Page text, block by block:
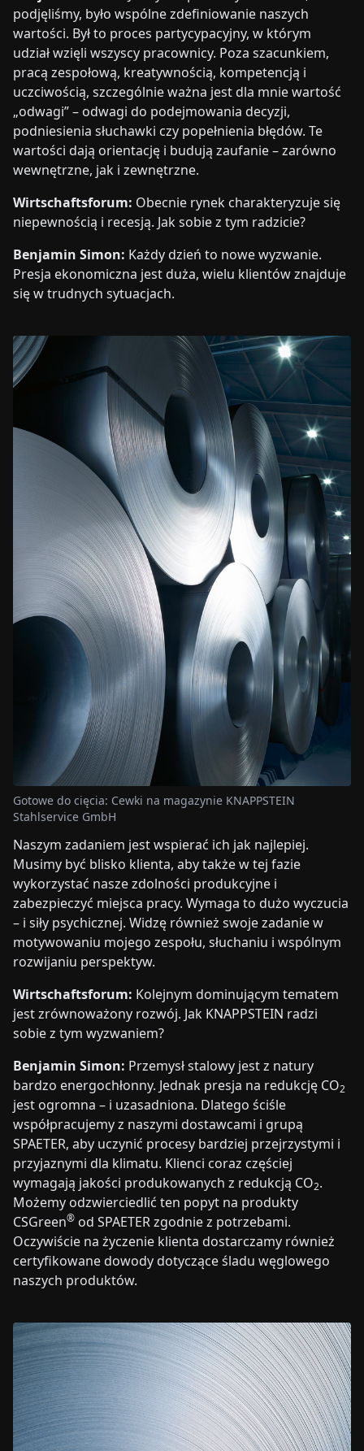
podjęliśmy, było wspólne zdefiniowanie naszych
wartości. Był to proces partycypacyjny, w którym
udział wzięli wszyscy pracownicy. Poza szacunkiem,
pracą zespołową, kreatywnością, kompetencją i
uczciwością, szczególnie ważna jest dla mnie wartość
„odwagi” – odwagi do podejmowania decyzji,
podniesienia słuchawki czy popełnienia błędów. Te
wartości dają orientację i budują zaufanie – zarówno
wewnętrzne, jak i zewnętrzne.
Wirtschaftsforum: Obecnie rynek charakteryzuje się
niepewnością i recesją. Jak sobie z tym radzicie?
Benjamin Simon: Każdy dzień to nowe wyzwanie.
Presja ekonomiczna jest duża, wielu klientów znajduje
się w trudnych sytuacjach.
Gotowe do cięcia: Cewki na magazynie KNAPPSTEIN
Stahlservice GmbH
Naszym zadaniem jest wspierać ich jak najlepiej.
Musimy być blisko klienta, aby także w tej fazie
wykorzystać nasze zdolności produkcyjne i
zabezpieczyć miejsca pracy. Wymaga to dużo wyczucia
– i siły psychicznej. Widzę również swoje zadanie w
motywowaniu mojego zespołu, słuchaniu i wspólnym
rozwijaniu perspektyw.
Wirtschaftsforum: Kolejnym dominującym tematem
jest zrównoważony rozwój. Jak KNAPPSTEIN radzi
sobie z tym wyzwaniem?
Benjamin Simon: Przemysł stalowy jest z natury
bardzo energochłonny. Jednak presja na redukcję CO2
jest ogromna – i uzasadniona. Dlatego ściśle
współpracujemy z naszymi dostawcami i grupą
SPAETER, aby uczynić procesy bardziej przejrzystymi i
przyjaznymi dla klimatu. Klienci coraz częściej
wymagają jakości produkowanych z redukcją CO2.
Możemy odzwierciedlić ten popyt na produkty
CSGreen® od SPAETER zgodnie z potrzebami.
Oczywiście na życzenie klienta dostarczamy również
certyfikowane dowody dotyczące śladu węglowego
naszych produktów.